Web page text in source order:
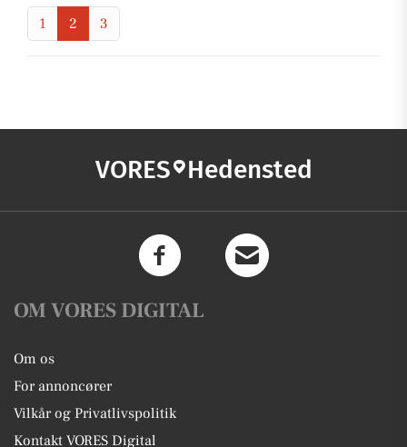
1 2 3
VORES Hedensted
OM VORES DIGITAL
Om os
For annoncører
Vilkår og Privatlivspolitik
Kontakt VORES Digital